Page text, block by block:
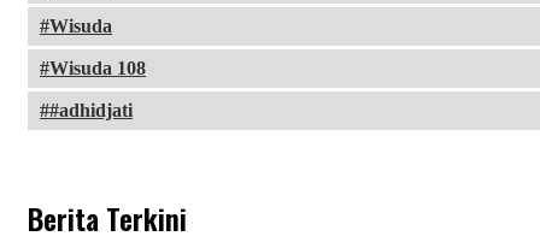
Wisuda
Wisuda 108
#adhidjati
Berita Terkini